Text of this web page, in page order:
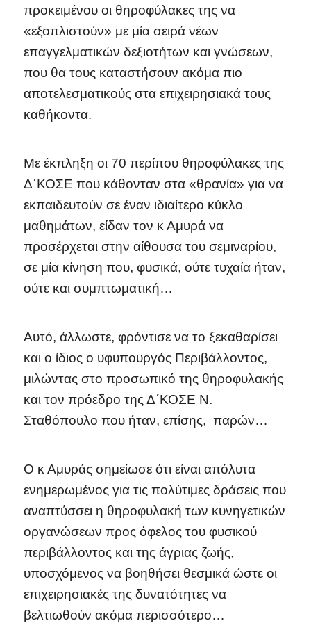
προκειμένου οι θηροφύλακες της να
«εξοπλιστούν» με μία σειρά νέων
επαγγελματικών δεξιοτήτων και γνώσεων,
που θα τους καταστήσουν ακόμα πιο
αποτελεσματικούς στα επιχειρησιακά τους
καθήκοντα.
Με έκπληξη οι 70 περίπου θηροφύλακες της
Δ΄ΚΟΣΕ που κάθονταν στα «θρανία» για να
εκπαιδευτούν σε έναν ιδιαίτερο κύκλο
μαθημάτων, είδαν τον κ Αμυρά να
προσέρχεται στην αίθουσα του σεμιναρίου,
σε μία κίνηση που, φυσικά, ούτε τυχαία ήταν,
ούτε και συμπτωματική…
Αυτό, άλλωστε, φρόντισε να το ξεκαθαρίσει
και ο ίδιος ο υφυπουργός Περιβάλλοντος,
μιλώντας στο προσωπικό της θηροφυλακής
και τον πρόεδρο της Δ΄ΚΟΣΕ Ν.
Σταθόπουλο που ήταν, επίσης, παρών…
Ο κ Αμυράς σημείωσε ότι είναι απόλυτα
ενημερωμένος για τις πολύτιμες δράσεις που
αναπτύσσει η θηροφυλακή των κυνηγετικών
οργανώσεων προς όφελος του φυσικού
περιβάλλοντος και της άγριας ζωής,
υποσχόμενος να βοηθήσει θεσμικά ώστε οι
επιχειρησιακές της δυνατότητες να
βελτιωθούν ακόμα περισσότερο…